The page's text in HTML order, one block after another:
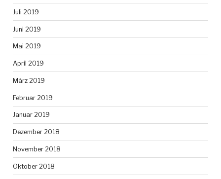
Juli 2019
Juni 2019
Mai 2019
April 2019
März 2019
Februar 2019
Januar 2019
Dezember 2018
November 2018
Oktober 2018